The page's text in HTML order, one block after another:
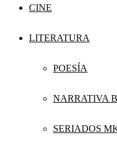
CINE
LITERATURA
POESÍA
NARRATIVA
SERIADOS